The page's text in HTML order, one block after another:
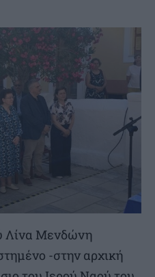
Λίνα Μενδώνη
-στην αρχική